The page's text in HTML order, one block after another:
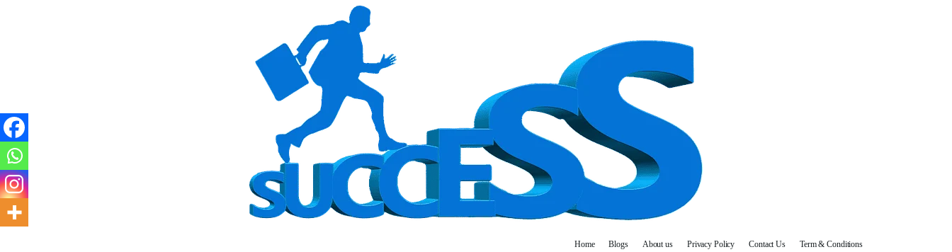
Home Blogs About us Privacy Policy Contact Us Term & Conditions